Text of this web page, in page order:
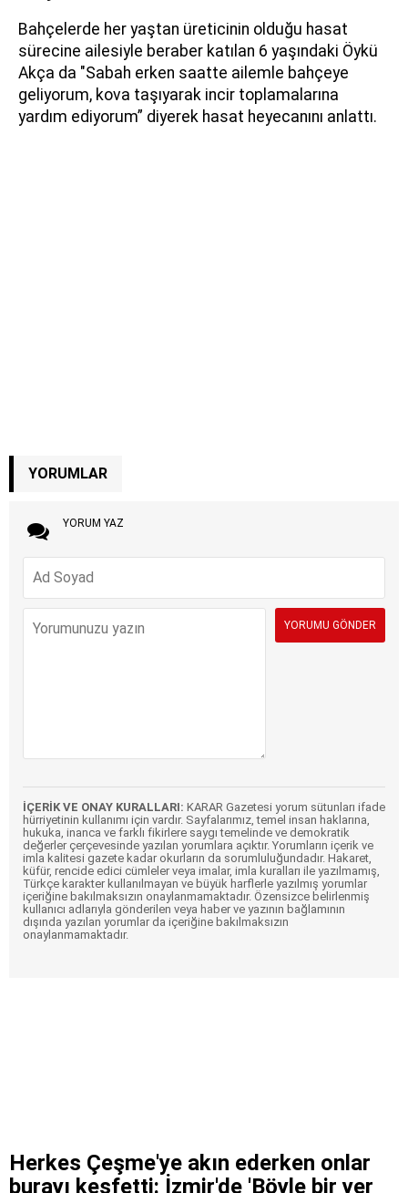
Bahçelerde her yaştan üreticinin olduğu hasat
sürecine ailesiyle beraber katılan 6 yaşındaki Öykü
Akça da "Sabah erken saatte ailemle bahçeye
geliyorum, kova taşıyarak incir toplamalarına
yardım ediyorum” diyerek hasat heyecanını anlattı.
YORUMLAR
YORUM YAZ
İÇERİK VE ONAY KURALLARI: KARAR Gazetesi yorum sütunları ifade
hürriyetinin kullanımı için vardır. Sayfalarımız, temel insan haklarına,
hukuka, inanca ve farklı fikirlere saygı temelinde ve demokratik
değerler çerçevesinde yazılan yorumlara açıktır. Yorumların içerik ve
imla kalitesi gazete kadar okurların da sorumluluğundadır. Hakaret,
küfür, rencide edici cümleler veya imalar, imla kuralları ile yazılmamış,
Türkçe karakter kullanılmayan ve büyük harflerle yazılmış yorumlar
içeriğine bakılmaksızın onaylanmamaktadır. Özensizce belirlenmiş
kullanıcı adlarıyla gönderilen veya haber ve yazının bağlamının
dışında yazılan yorumlar da içeriğine bakılmaksızın
onaylanmamaktadır.
Herkes Çeşme'ye akın ederken onlar
burayı keşfetti: İzmir'de 'Böyle bir yer